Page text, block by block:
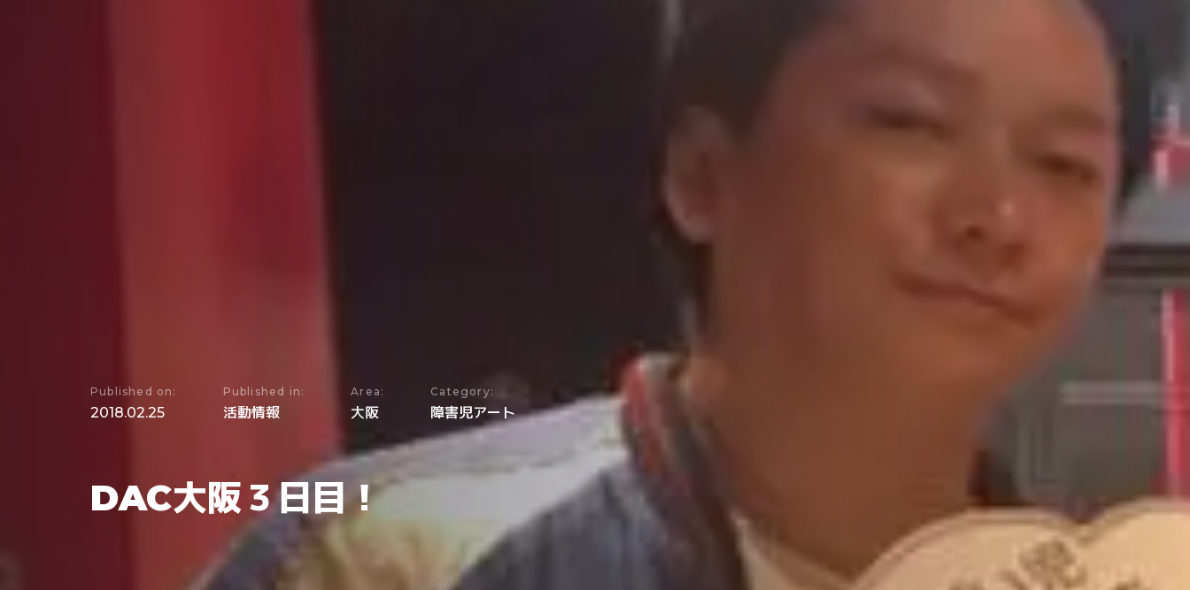
Published on:
2018.02.25
Published in:
活動情報
Area:
大阪
Category:
障害児アート
DAC大阪３日目！